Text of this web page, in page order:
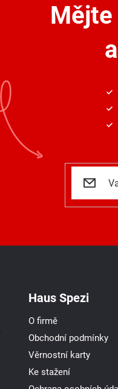
Haus Spezi
O firmě
Obchodní podmínky
Věrnostní karty
Ke stažení